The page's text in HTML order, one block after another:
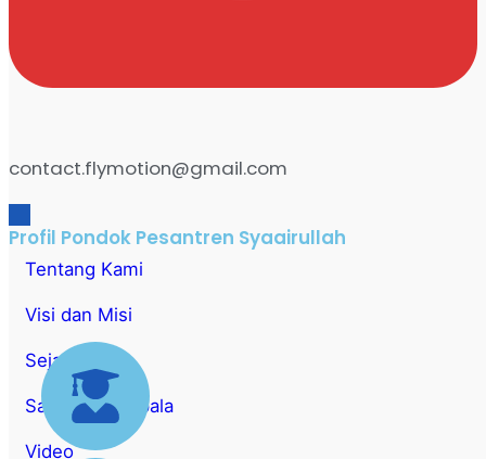
contact.flymotion@gmail.com
Profil Pondok Pesantren Syaairullah
Tentang Kami
Visi dan Misi
Sejarah
Sambutan Kepala
Video